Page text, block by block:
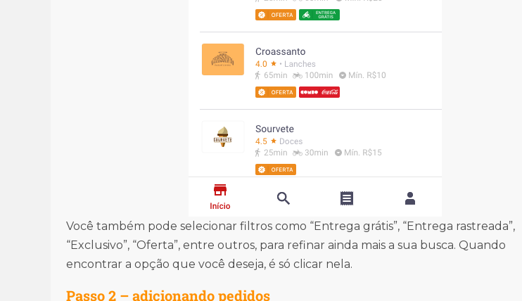
Você também pode selecionar filtros como “Entrega grátis”, “Entrega rastreada”,
“Exclusivo”, “Oferta”, entre outros, para refinar ainda mais a sua busca. Quando
encontrar a opção que você deseja, é só clicar nela.
Passo 2 – adicionando pedidos